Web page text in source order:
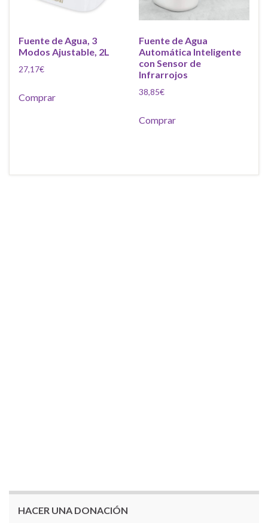
Fuente de Agua, 3
Modos Ajustable, 2L
27,17€
Comprar
Fuente de Agua
Automática Inteligente
con Sensor de
Infrarrojos
38,85€
Comprar
HACER UNA DONACIÓN